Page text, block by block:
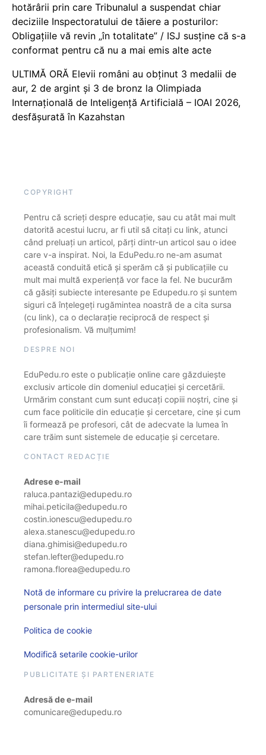
hotărârii prin care Tribunalul a suspendat chiar
deciziile Inspectoratului de tăiere a posturilor:
Obligațiile vă revin „în totalitate” / ISJ susține că s-a
conformat pentru că nu a mai emis alte acte
ULTIMĂ ORĂ Elevii români au obținut 3 medalii de
aur, 2 de argint și 3 de bronz la Olimpiada
Internațională de Inteligență Artificială – IOAI 2026,
desfășurată în Kazahstan
COPYRIGHT
Pentru că scrieți despre educație, sau cu atât mai mult
datorită acestui lucru, ar fi util să citați cu link, atunci
când preluați un articol, părți dintr-un articol sau o idee
care v-a inspirat. Noi, la EduPedu.ro ne-am asumat
această conduită etică și sperăm că și publicațiile cu
mult mai multă experiență vor face la fel. Ne bucurăm
că găsiți subiecte interesante pe Edupedu.ro și suntem
siguri că înțelegeți rugămintea noastră de a cita sursa
(cu link), ca o declarație reciprocă de respect și
profesionalism. Vă mulțumim!
DESPRE NOI
EduPedu.ro este o publicație online care găzduiește
exclusiv articole din domeniul educației și cercetării.
Urmărim constant cum sunt educați copiii noștri, cine și
cum face politicile din educație și cercetare, cine și cum
îi formează pe profesori, cât de adecvate la lumea în
care trăim sunt sistemele de educație și cercetare.
CONTACT REDACȚIE
Adrese e-mail
raluca.pantazi@edupedu.ro
mihai.peticila@edupedu.ro
costin.ionescu@edupedu.ro
alexa.stanescu@edupedu.ro
diana.ghimisi@edupedu.ro
stefan.lefter@edupedu.ro
ramona.florea@edupedu.ro
Notă de informare cu privire la prelucrarea de date
personale prin intermediul site-ului
Politica de cookie
Modifică setarile cookie-urilor
PUBLICITATE ȘI PARTENERIATE
Adresă de e-mail
comunicare@edupedu.ro